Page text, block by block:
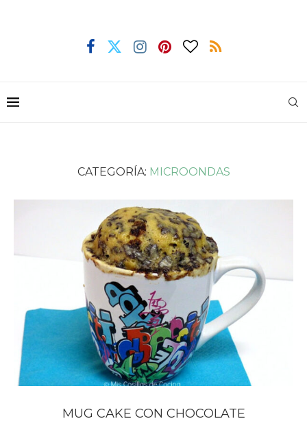
CATEGORÍA: MICROONDAS
MUG CAKE CON CHOCOLATE